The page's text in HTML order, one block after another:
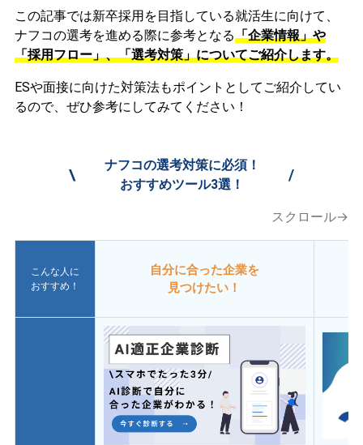
この記事では新卒採用を目指している就活生に向けて、
ナフコの選考を進める際に参考となる「企業情報」や
「採用フロー」、「選考対策」についてご紹介します。
ESや面接に向けた対策法もポイントとしてご紹介してい
るので、ぜひ参考にしてみてください！
\
ナフコの選考対策に必須！
おすすめツール3選！
/
スクロール→
こんな人に
おすすめ！
自分に合った企業を
見つけたい！